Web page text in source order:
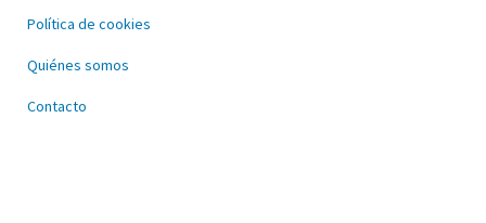
Política de cookies
Quiénes somos
Contacto